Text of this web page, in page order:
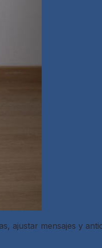
ajustar mensajes y